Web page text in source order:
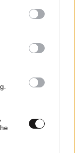
may click to
party tags to
in below Google